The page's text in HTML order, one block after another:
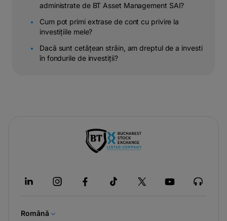
administrate de BT Asset Management SAI?
Cum pot primi extrase de cont cu privire la
investițiile mele?
Dacă sunt cetățean străin, am dreptul de a investi
în fondurile de investiții?
a
Română